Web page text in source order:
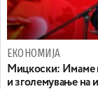
ЕКОНОМИЈА
Mицкоски: Имаме
и зголемување на